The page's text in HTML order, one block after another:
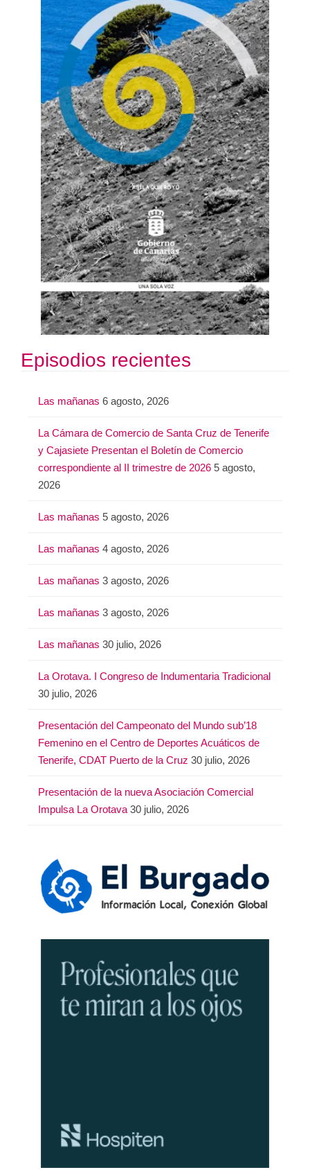
Episodios recientes
Las mañanas 6 agosto, 2026
La Cámara de Comercio de Santa Cruz de Tenerife
y Cajasiete Presentan el Boletín de Comercio
correspondiente al II trimestre de 2026 5 agosto,
2026
Las mañanas 5 agosto, 2026
Las mañanas 4 agosto, 2026
Las mañanas 3 agosto, 2026
Las mañanas 3 agosto, 2026
Las mañanas 30 julio, 2026
La Orotava. I Congreso de Indumentaria Tradicional
30 julio, 2026
Presentación del Campeonato del Mundo sub’18
Femenino en el Centro de Deportes Acuáticos de
Tenerife, CDAT Puerto de la Cruz 30 julio, 2026
Presentación de la nueva Asociación Comercial
Impulsa La Orotava 30 julio, 2026